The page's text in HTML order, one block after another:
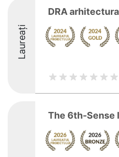
Laureați
DRA arhitectura
The 6th-Sense